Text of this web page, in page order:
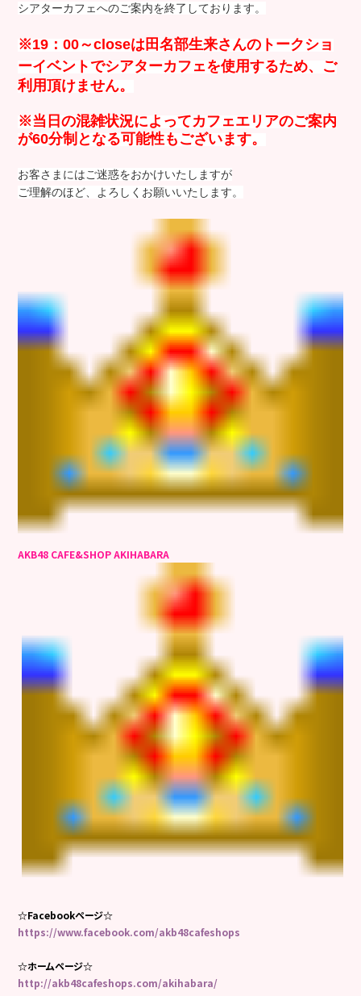
シアターカフェへのご案内を終了しております。
※19：00～closeは田名部生来さんのトークショ
ーイベント でシアターカフェを使用するため、ご
利用頂けません。
※当日の混雑状況によってカフェエリアのご案内
が60分制となる可能性もございます。
お客さまにはご迷惑をおかけいたしますが
ご理解のほど、よろしくお願いいたします。
AKB48 CAFE&SHOP AKIHABARA
☆Facebookページ☆
https://www.facebook.com/akb48cafeshops
☆ホームページ☆
http://akb48cafeshops.com/akihabara/